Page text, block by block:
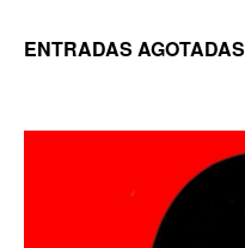
ENTRADAS AGOTADAS